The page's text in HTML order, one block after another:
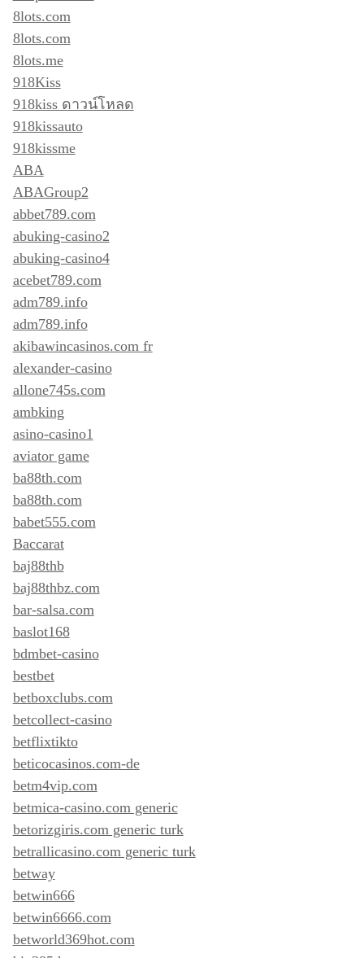
8lots.com
8lots.com
8lots.me
918Kiss
918kiss ดาวน์โหลด
918kissauto
918kissme
ABA
ABAGroup2
abbet789.com
abuking-casino2
abuking-casino4
acebet789.com
adm789.info
adm789.info
akibawincasinos.com fr
alexander-casino
allone745s.com
ambking
asino-casino1
aviator game
ba88th.com
ba88th.com
babet555.com
Baccarat
baj88thb
baj88thbz.com
bar-salsa.com
baslot168
bdmbet-casino
bestbet
betboxclubs.com
betcollect-casino
betflixtikto
beticocasinos.com-de
betm4vip.com
betmica-casino.com generic
betorizgiris.com generic turk
betrallicasino.com generic turk
betway
betwin666
betwin6666.com
betworld369hot.com